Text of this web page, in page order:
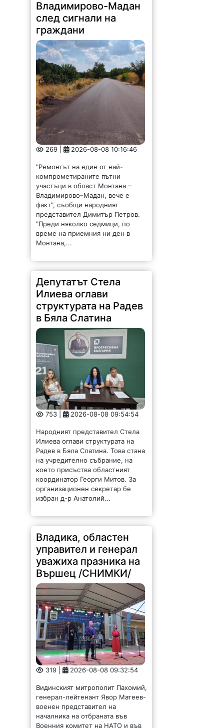
269 | 2026-08-08 10:16:46
"Ремонтът на един от най-
компрометираните пътни
участъци в област Монтана –
Владимирово–Мадан, вече е
факт", съобщи народният
представител Димитър Петров.
"Преди няколко седмици, по
време на приемния ни ден в
Монтана,...
Депутатът Стела
Илиева оглави
структурата на Радев
в Бяла Слатина
753 | 2026-08-08 09:54:54
Народният представител Стела
Илиева оглави структурата на
Радев в Бяла Слатина. Това стана
на учредително събрание, на
което присъства областният
координатор Георги Митов. За
организационен секретар бе
избран д-р Анатолий...
Владика, областен
управител и генерал
уважиха празника на
Вършец /СНИМКИ/
319 | 2026-08-08 09:32:54
Видинският митрополит Пахомий,
генерал-лейтенант Явор Матеев-
военен представител на
началника на отбраната във
Военния комитет на НАТО и във
Военния комитет на Европейския
съюз и областният управител
Иван Каменов бяха сред...